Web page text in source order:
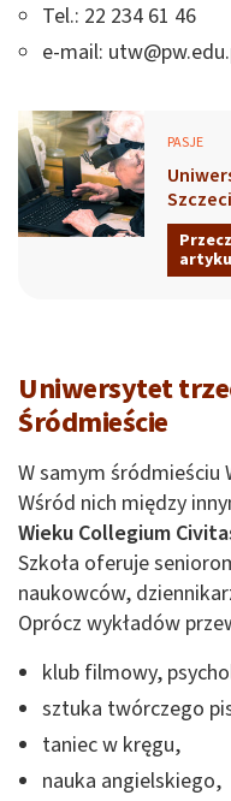
Tel.: 22 234 61 46
e-mail:
PASJE
Uniwersytet
Śródmieście
W samym śródmieściu
Wśród nich między
Wieku Collegium
Szkoła oferuje
naukowców,
Oprócz wykładów
klub filmowy,
sztuka twórczego
taniec w kręgu,
nauka angielskiego,